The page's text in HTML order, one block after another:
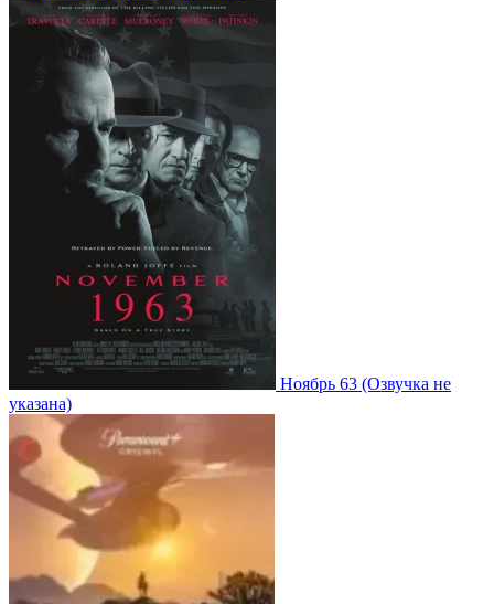
Ноябрь 63 (Озвучка не
указана)